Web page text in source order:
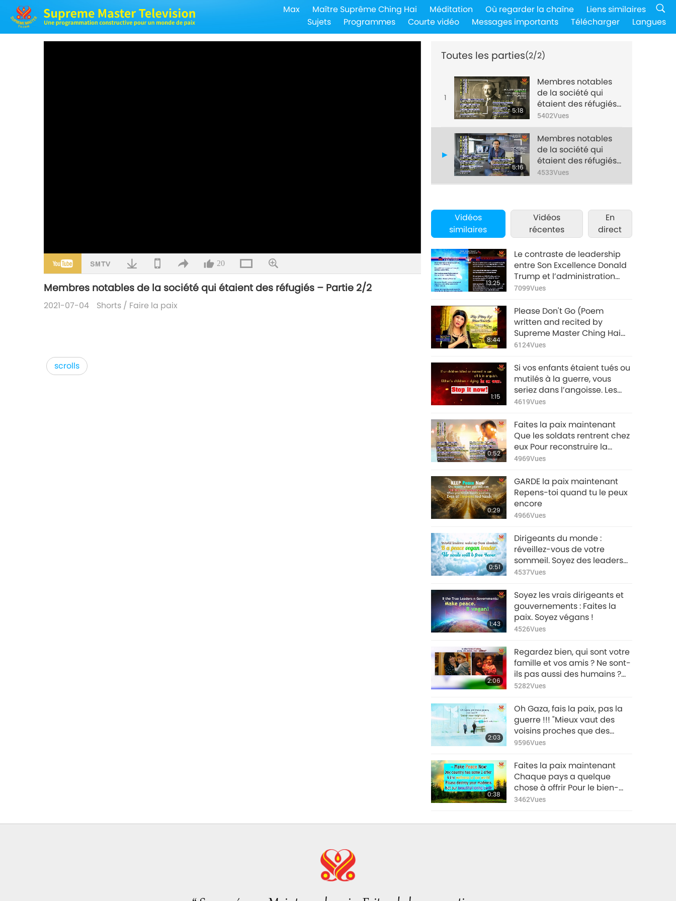
Max Maître Suprême Ching Hai Méditation Où regarder la chaîne
Liens similaires
Sujets
Programmes Courte vidéo Messages importants Télécharger Langues
20
Membres notables de la société qui étaient des réfugiés – Partie 2/2
2021-07-04 Shorts / Faire la paix
scrolls
Toutes les parties(2/2)
1
5:18
Membres notables
de la société qui
étaient des réfugiés
– Partie 1/2
5402Vues
5:16
Membres notables
de la société qui
étaient des réfugiés
– Partie 2/2
4533Vues
Vidéos
similaires
Vidéos
récentes
En
direct
13:25
Le contraste de leadership
entre Son Excellence Donald
Trump et l’administration
Biden-Harris
7099Vues
8:44
Please Don't Go (Poem
written and recited by
Supreme Master Ching Hai
[vegan])
6124Vues
1:15
Si vos enfants étaient tués ou
mutilés à la guerre, vous
seriez dans l’angoisse. Les
enfants des autres meurent
maintenant ! Vous savez
comment ça devrait être
pour eux.
4619Vues
0:52
Faites la paix maintenant
Que les soldats rentrent chez
eux Pour reconstruire la
nation déchirée
haine Passez votre temps à
prier Implorez vraiment le
pardon de Dieu Soyez en paix
dans l’au-delà
4969Vues
0:29
GARDE la paix maintenant
Repens-toi quand tu le peux
encore
4966Vues
0:51
Dirigeants du monde :
réveillez-vous de votre
sommeil. Soyez des leaders
végans pacifiques. Vos âmes
4537Vues
1:43
Soyez les vrais dirigeants et
gouvernements : Faites la
paix. Soyez végans !
4526Vues
2:06
Regardez bien, qui sont votre
famille et vos amis ? Ne sont-
ils pas aussi des humains ?
sous d’autres formes de
hommes + enfants ?
Maintenant, regardez vos
ennemis. Ne sont-ils pas
exactement pareils ? Lâchez
main !
5282Vues
2:03
Oh Gaza, fais la paix, pas la
guerre !!! "Mieux vaut des
voisins proches que des
parents éloignés".
9596Vues
0:38
Faites la paix maintenant
Chaque pays a quelque
chose à offrir Pour le bien-
être de notre monde S’il vous
notre belle Terre d’amour
3462Vues